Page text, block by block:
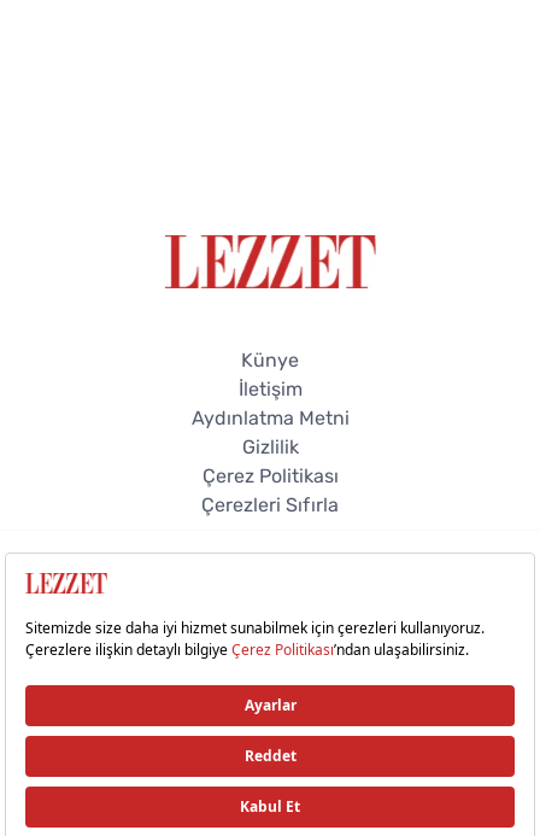
Künye
İletişim
Aydınlatma Metni
Gizlilik
Çerez Politikası
Çerezleri Sıfırla
© 2026 Lezzet Online. Tüm hakları saklıdır.